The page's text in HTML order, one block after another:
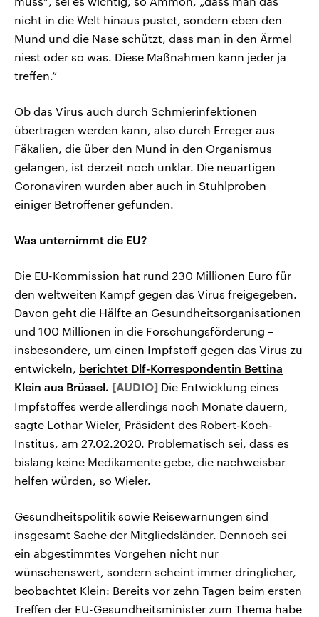
nicht in die Welt hinaus pustet, sondern eben den
Mund und die Nase schützt, dass man in den Ärmel
niest oder so was. Diese Maßnahmen kann jeder ja
treffen.“
Ob das Virus auch durch Schmierinfektionen
übertragen werden kann, also durch Erreger aus
Fäkalien, die über den Mund in den Organismus
gelangen, ist derzeit noch unklar. Die neuartigen
Coronaviren wurden aber auch in Stuhlproben
einiger Betroffener gefunden.
Was unternimmt die EU?
Die EU-Kommission hat rund 230 Millionen Euro für
den weltweiten Kampf gegen das Virus freigegeben.
Davon geht die Hälfte an Gesundheitsorganisationen
und 100 Millionen in die Forschungsförderung –
insbesondere, um einen Impfstoff gegen das Virus zu
entwickeln, berichtet Dlf-Korrespondentin Bettina
Klein aus Brüssel.
Die Entwicklung eines
Impfstoffes werde allerdings noch Monate dauern,
sagte Lothar Wieler, Präsident des Robert-Koch-
Institus, am 27.02.2020. Problematisch sei, dass es
bislang keine Medikamente gebe, die nachweisbar
helfen würden, so Wieler.
Gesundheitspolitik sowie Reisewarnungen sind
insgesamt Sache der Mitgliedsländer. Dennoch sei
ein abgestimmtes Vorgehen nicht nur
wünschenswert, sondern scheint immer dringlicher,
beobachtet Klein: Bereits vor zehn Tagen beim ersten
Treffen der EU-Gesundheitsminister zum Thema habe